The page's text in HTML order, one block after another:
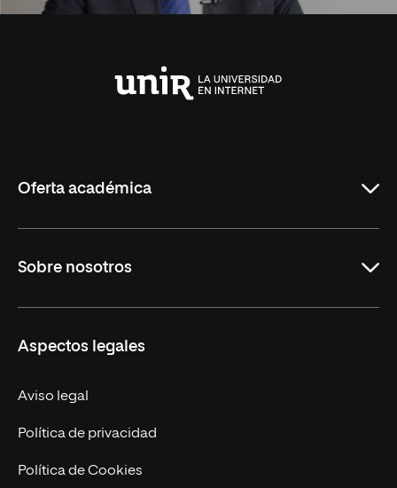
Oferta académica
Maestrías
Educación Continuada
Sobre nosotros
Trabaja en UNIR
Actualidad
Contacto
Aspectos legales
Aviso legal
Política de privacidad
Política de Cookies